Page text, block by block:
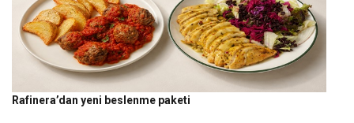
Rafinera’dan yeni beslenme paketi